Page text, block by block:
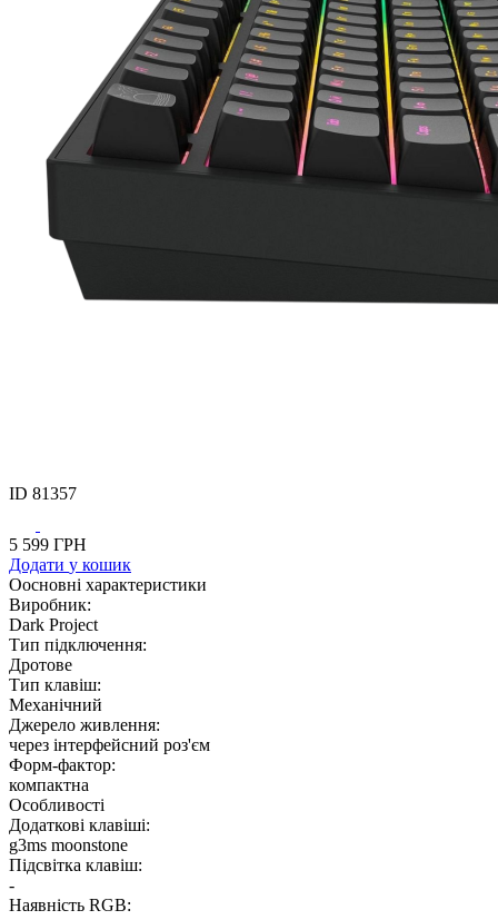
ID 81357
5 599 ГРН
Додати у кошик
Оосновні характеристики
Виробник:
Dark Project
Тип підключення:
Дротове
Тип клавіш:
Механічний
Джерело живлення:
через інтерфейсний роз'єм
Форм-фактор:
компактна
Особливості
Додаткові клавіші:
g3ms moonstone
Підсвітка клавіш:
-
Наявність RGB: